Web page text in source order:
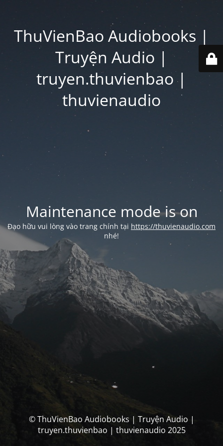
ThuVienBao Audiobooks |
Truyện Audio |
truyen.thuvienbao |
thuvienaudio
Maintenance mode is on
Đạo hữu vui lòng vào trang chính tại https://thuvienaudio.com
nhé!
© ThuVienBao Audiobooks | Truyện Audio |
truyen.thuvienbao | thuvienaudio 2025